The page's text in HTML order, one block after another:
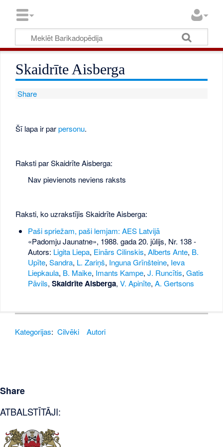
Skaidrīte Aisberga
Share
Šī lapa ir parpersonu.
Raksti par Skaidrīte Aisberga:
Nav pievienots neviens raksts
Raksti, ko uzrakstījis Skaidrīte Aisberga:
Paši spriežam, paši lemjam: AES Latvijā
«Padomju Jaunatne», 1988. gada 20. jūlijs, Nr. 138-
Autors: Ligita Liepa, Einārs Cilinskis, Alberts Ante, B.
Upīte, Sandra, L. Zariņš, Inguna Grīnšteine, Ieva
Liepkaula, B. Maike, Imants Kampe, J. Runcītis, Gatis
Pāvils, Skaidrīte Aisberga, V. Apinīte, A. Gertsons
Kategorijas: Cilvēki Autori
Share
ATBALSTĪTĀJI: